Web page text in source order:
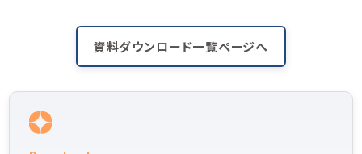
資料ダウンロード一覧ページへ